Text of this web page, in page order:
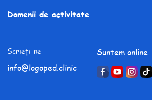
Scrieți-ne
info@logoped.clinic
Suntem online
Domenii de activitate